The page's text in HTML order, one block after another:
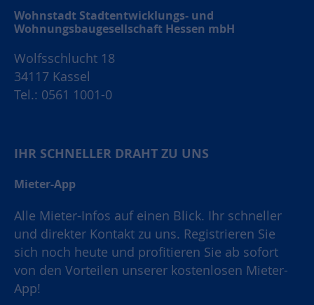
Wohnstadt Stadtentwicklungs- und
Wohnungsbaugesellschaft Hessen mbH
Wolfsschlucht 18
34117 Kassel
Tel.: 0561 1001-0
IHR SCHNELLER DRAHT ZU UNS
Mieter-App
Alle Mieter-Infos auf einen Blick. Ihr schneller
und direkter Kontakt zu uns. Registrieren Sie
sich noch heute und profitieren Sie ab sofort
von den Vorteilen unserer kostenlosen Mieter-
App!